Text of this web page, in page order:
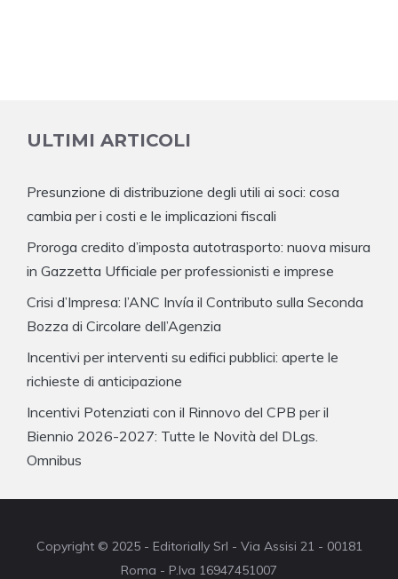
ULTIMI ARTICOLI
Presunzione di distribuzione degli utili ai soci: cosa
cambia per i costi e le implicazioni fiscali
Proroga credito d’imposta autotrasporto: nuova misura
in Gazzetta Ufficiale per professionisti e imprese
Crisi d’Impresa: l’ANC Invía il Contributo sulla Seconda
Bozza di Circolare dell’Agenzia
Incentivi per interventi su edifici pubblici: aperte le
richieste di anticipazione
Incentivi Potenziati con il Rinnovo del CPB per il
Biennio 2026-2027: Tutte le Novità del DLgs.
Omnibus
Copyright © 2025 - Editorially Srl - Via Assisi 21 - 00181
Roma - P.Iva 16947451007